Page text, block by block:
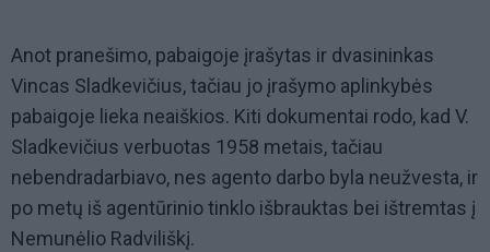
Anot pranešimo, pabaigoje įrašytas ir dvasininkas
Vincas Sladkevičius, tačiau jo įrašymo aplinkybės
pabaigoje lieka neaiškios. Kiti dokumentai rodo, kad V.
Sladkevičius verbuotas 1958 metais, tačiau
nebendradarbiavo, nes agento darbo byla neužvesta, ir
po metų iš agentūrinio tinklo išbrauktas bei ištremtas į
Nemunėlio Radviliškį.